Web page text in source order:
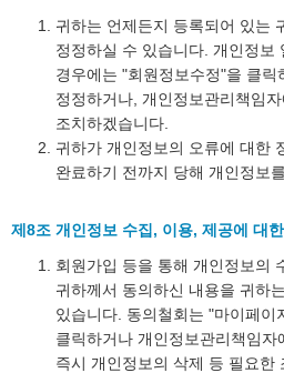
귀하는 언제든지 등록되어 있는
정정하실 수 있습니다. 개인정보
경우에는 "회원정보수정"을 클릭
정정하거나, 개인정보관리책임
조치하겠습니다.
귀하가 개인정보의 오류에 대한
완료하기 전까지 당해 개인정보
제8조 개인정보 수집, 이용, 제공에 대
회원가입 등을 통해 개인정보의
귀하께서 동의하신 내용을 귀하
있습니다. 동의철회는 "마이페이
클릭하거나 개인정보관리책임
즉시 개인정보의 삭제 등 필요한